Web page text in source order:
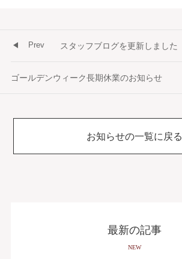
スタッフブログを更新しました
Prev
ゴールデンウィーク長期休業のお知らせ
お知らせの一覧に戻る
最新の記事
NEW